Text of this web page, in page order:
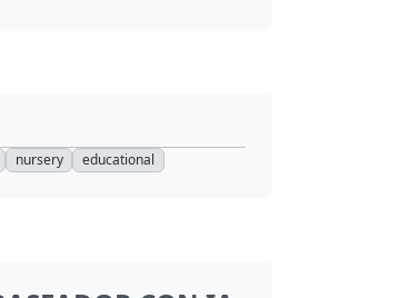
nursery educational